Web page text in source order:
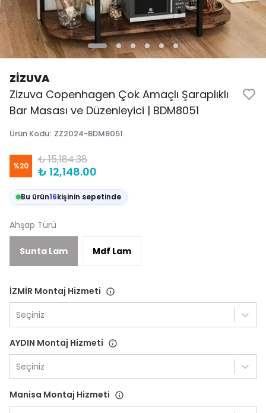
ZİZUVA
Zizuva Copenhagen Çok Amaçlı Şaraplıklı
Bar Masası ve Düzenleyici | BDM8051
Ürün Kodu: ZZ2024-BDM8051
%20 ₺ 15,184.38
₺ 12,148.00
Bu ürün16kişinin sepetinde
Ahşap Türü
Sunta Lam Mdf Lam
İZMİR Montaj Hizmeti
Seçiniz
AYDIN Montaj Hizmeti
Seçiniz
Manisa Montaj Hizmeti